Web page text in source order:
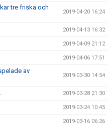
tre friska och
2019-04-20 16:24
2019-04-13 16:32
2019-04-09 21:12
2019-04-06 17:51
av
2019-03-30 14:54
2019-03-28 21:30
2019-03-24 10:45
2019-03-16 06:26